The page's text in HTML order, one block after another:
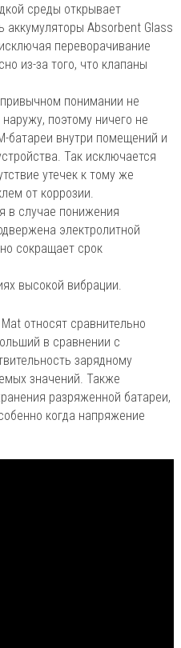
среды открывает
аккумуляторы Absorbent Glass
переворачивание
из-за того, что клапаны
понимании не
поэтому ничего не
батареи внутри помещений и
Так исключается
утечек к тому же
от коррозии.
в случае понижения
электролитной
сокращает срок
высокой вибрации.
относят сравнительно
в сравнении с
зарядному
значений. Также
разряженной батареи,
когда напряжение